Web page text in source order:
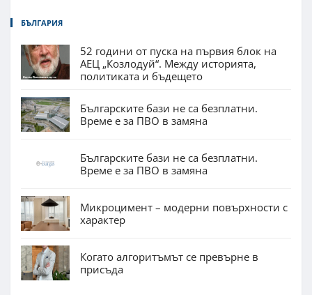
БЪЛГАРИЯ
52 години от пуска на първия блок на
АЕЦ „Козлодуй“. Между историята,
политиката и бъдещето
Българските бази не са безплатни.
Време е за ПВО в замяна
Българските бази не са безплатни.
Време е за ПВО в замяна
Микроцимент – модерни повърхности с
характер
Когато алгоритъмът се превърне в
присъда